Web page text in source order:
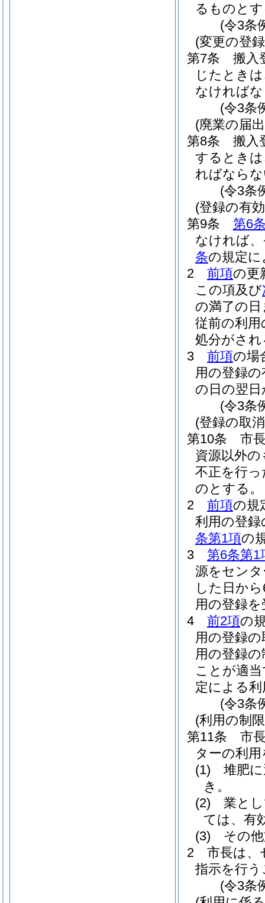
るものと
(令3条
(変更の登
第7条
搬入
じたとき
なければ
(令3条
(廃業の届
第8条
搬入
するとき
ればなら
(令3条
(登録の有
第9条
第6
なければ
条の規定
2
前項の更
この項及び
の満了の
従前の利
処分がさ
3
前項の場
用の登録
の日の翌
(令3条
(登録の取
第10条
市
資源以外
不正を行
のとする。
2
前項の規
利用の登
条第1項の
3
第6条第1
源をセン
した日か
用の登録
4
前2項の
用の登録
用の登録
ことが適
定による
(令3条
(利用の制
第11条
市
ターの利
(1)
堆肥
き。
(2)
業と
ては、有
(3)
その
2
市長は、
指示を行
(令3条